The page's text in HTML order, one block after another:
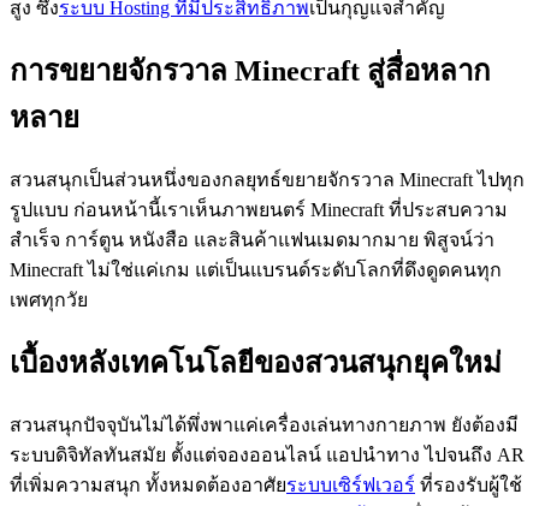
สูง ซึ่งระบบ Hosting ที่มีประสิทธิภาพเป็นกุญแจสำคัญ
การขยายจักรวาล Minecraft สู่สื่อหลาก
หลาย
สวนสนุกเป็นส่วนหนึ่งของกลยุทธ์ขยายจักรวาล Minecraft ไปทุก
รูปแบบ ก่อนหน้านี้เราเห็นภาพยนตร์ Minecraft ที่ประสบความ
สำเร็จ การ์ตูน หนังสือ และสินค้าแฟนเมดมากมาย พิสูจน์ว่า
Minecraft ไม่ใช่แค่เกม แต่เป็นแบรนด์ระดับโลกที่ดึงดูดคนทุก
เพศทุกวัย
เบื้องหลังเทคโนโลยีของสวนสนุกยุคใหม่
สวนสนุกปัจจุบันไม่ได้พึ่งพาแค่เครื่องเล่นทางกายภาพ ยังต้องมี
ระบบดิจิทัลทันสมัย ตั้งแต่จองออนไลน์ แอปนำทาง ไปจนถึง AR
ที่เพิ่มความสนุก ทั้งหมดต้องอาศัยระบบเซิร์ฟเวอร์ ที่รองรับผู้ใช้